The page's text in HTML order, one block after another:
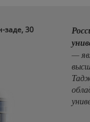
заде, 30
—